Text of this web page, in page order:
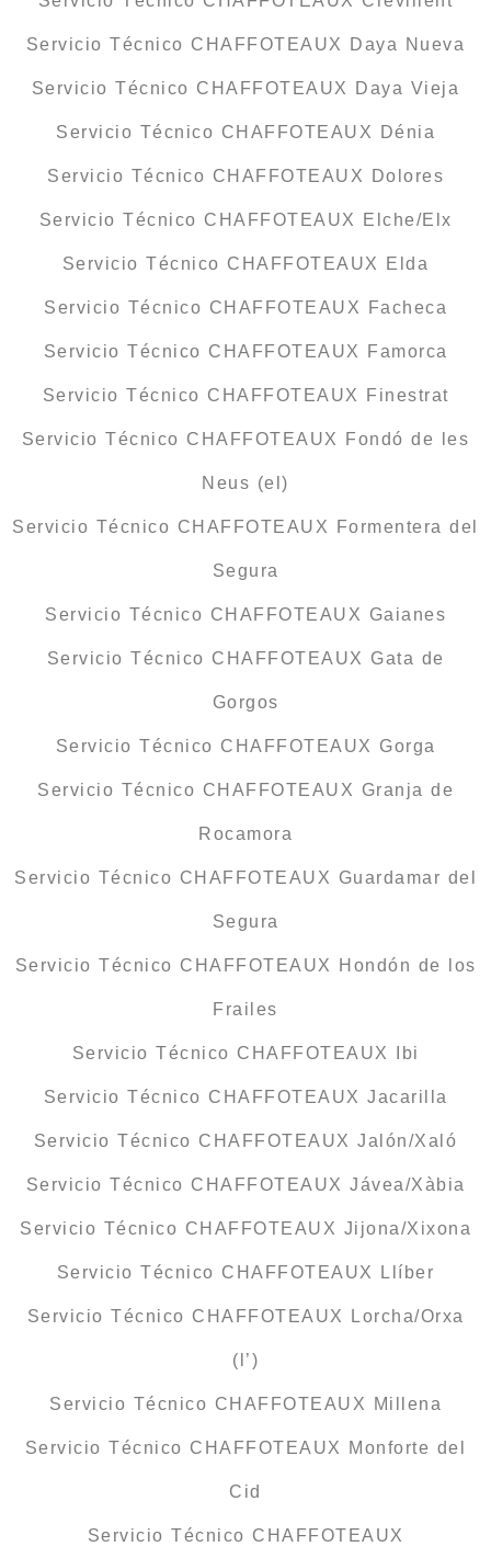
Servicio Técnico CHAFFOTEAUX Daya Nueva
Servicio Técnico CHAFFOTEAUX Daya Vieja
Servicio Técnico CHAFFOTEAUX Dénia
Servicio Técnico CHAFFOTEAUX Dolores
Servicio Técnico CHAFFOTEAUX Elche/Elx
Servicio Técnico CHAFFOTEAUX Elda
Servicio Técnico CHAFFOTEAUX Facheca
Servicio Técnico CHAFFOTEAUX Famorca
Servicio Técnico CHAFFOTEAUX Finestrat
Servicio Técnico CHAFFOTEAUX Fondó de les
Neus (el)
Servicio Técnico CHAFFOTEAUX Formentera del
Segura
Servicio Técnico CHAFFOTEAUX Gaianes
Servicio Técnico CHAFFOTEAUX Gata de
Gorgos
Servicio Técnico CHAFFOTEAUX Gorga
Servicio Técnico CHAFFOTEAUX Granja de
Rocamora
Servicio Técnico CHAFFOTEAUX Guardamar del
Segura
Servicio Técnico CHAFFOTEAUX Hondón de los
Frailes
Servicio Técnico CHAFFOTEAUX Ibi
Servicio Técnico CHAFFOTEAUX Jacarilla
Servicio Técnico CHAFFOTEAUX Jalón/Xaló
Servicio Técnico CHAFFOTEAUX Jávea/Xàbia
Servicio Técnico CHAFFOTEAUX Jijona/Xixona
Servicio Técnico CHAFFOTEAUX Llíber
Servicio Técnico CHAFFOTEAUX Lorcha/Orxa
(l’)
Servicio Técnico CHAFFOTEAUX Millena
Servicio Técnico CHAFFOTEAUX Monforte del
Cid
Servicio Técnico CHAFFOTEAUX